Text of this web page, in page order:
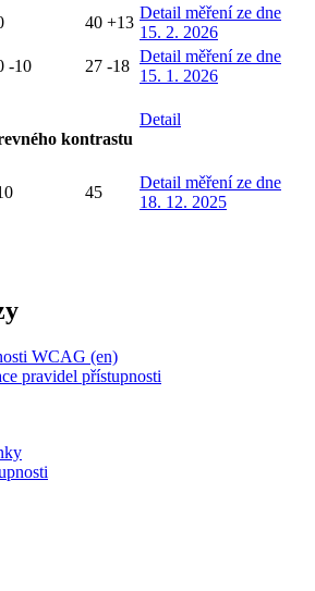
40 +13
Detail měření ze dne
15. 2. 2026
-10 27 -18
Detail měření ze dne
15. 1. 2026
kontrastu
Detail
45
Detail měření ze dne
18. 12. 2025
WCAG (en)
pravidel přístupnosti